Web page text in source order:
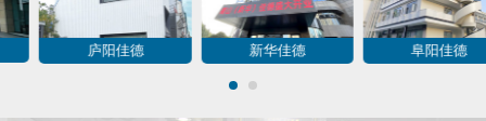
包河佳德 肥西佳德 蜀山佳德